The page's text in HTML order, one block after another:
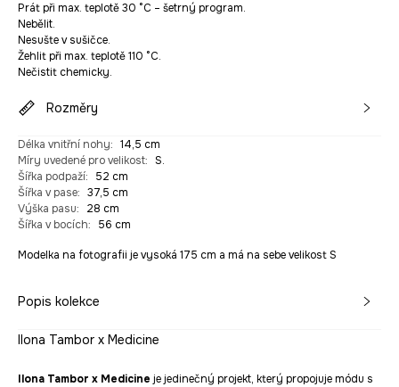
Prát při max. teplotě 30 °C – šetrný program.
Nebělit.
Nesušte v sušičce.
Žehlit při max. teplotě 110 °C.
Nečistit chemicky.
Rozměry
Délka vnitřní nohy: 14,5 cm
Míry uvedené pro velikost: S.
Šířka podpaží:
52 cm
Šířka v pase: 37,5 cm
Výška pasu:
28 cm
Šířka v bocích: 56 cm
Modelka na fotografii je vysoká 175 cm a má na sebe velikost S
Popis kolekce
Ilona Tambor x Medicine
Ilona Tambor x Medicine je jedinečný projekt, který propojuje módu s